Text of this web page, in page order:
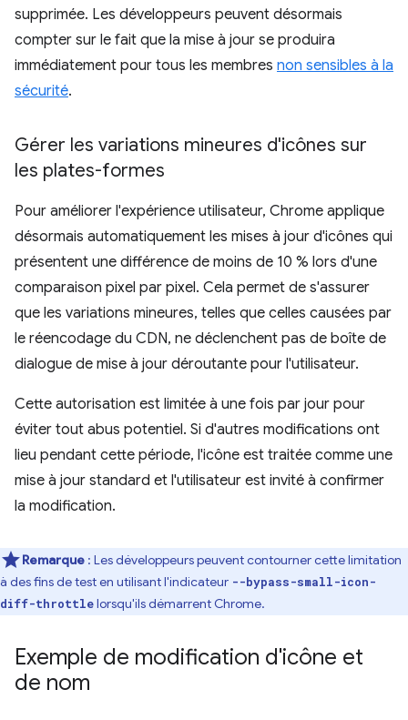
supprimée. Les développeurs peuvent désormais
compter sur le fait que la mise à jour se produira
immédiatement pour tous les membres non sensibles à la
sécurité.
Gérer les variations mineures d'icônes sur
les plates-formes
Pour améliorer l'expérience utilisateur, Chrome applique
désormais automatiquement les mises à jour d'icônes qui
présentent une différence de moins de 10 % lors d'une
comparaison pixel par pixel. Cela permet de s'assurer
que les variations mineures, telles que celles causées par
le réencodage du CDN, ne déclenchent pas de boîte de
dialogue de mise à jour déroutante pour l'utilisateur.
Cette autorisation est limitée à une fois par jour pour
éviter tout abus potentiel. Si d'autres modifications ont
lieu pendant cette période, l'icône est traitée comme une
mise à jour standard et l'utilisateur est invité à confirmer
la modification.
Remarque : Les développeurs peuvent contourner cette limitation
à des fins de test en utilisant l'indicateur --bypass-small-icon-
diff-throttlelorsqu'ils démarrent Chrome.
Exemple de modification d'icône et
de nom